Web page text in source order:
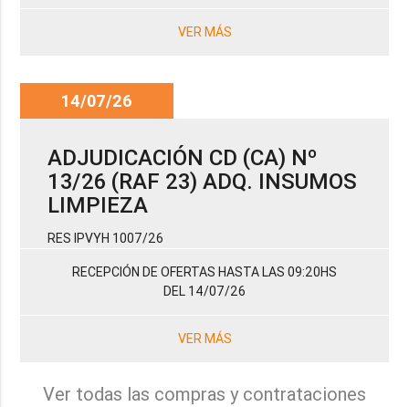
VER MÁS
14/07/26
ADJUDICACIÓN CD (CA) Nº
13/26 (RAF 23) ADQ. INSUMOS
LIMPIEZA
RES IPVYH 1007/26
RECEPCIÓN DE OFERTAS HASTA LAS 09:20HS
DEL 14/07/26
VER MÁS
Ver todas las compras y contrataciones